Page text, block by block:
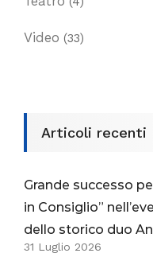
Video (33)
Articoli recenti
Grande successo
in Consiglio”
dello storico duo
31 Luglio 2026